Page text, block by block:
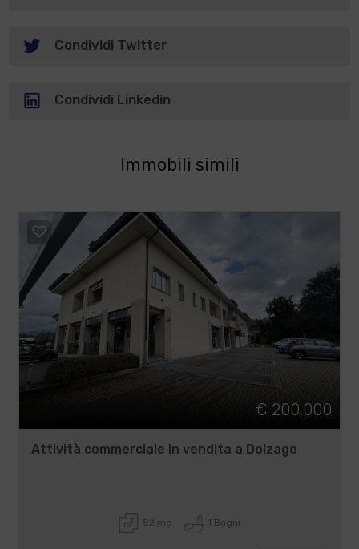
Condividi Twitter
Condividi Linkedin
Immobili simili
€ 200.000
Attività commerciale in vendita a Dolzago
82 mq 1 Bagni